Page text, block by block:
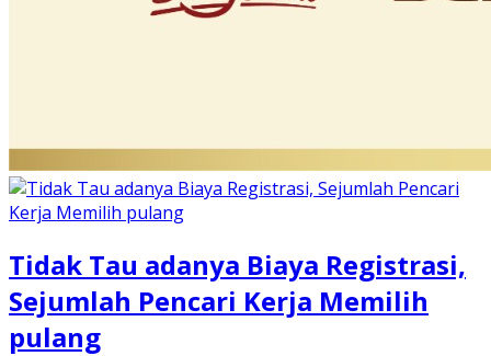
Tidak Tau adanya Biaya Registrasi,
Sejumlah Pencari Kerja Memilih
pulang